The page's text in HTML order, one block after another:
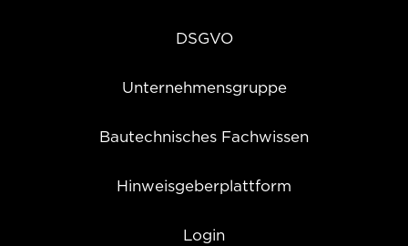
DSGVO
Unternehmensgruppe
Bautechnisches Fachwissen
Hinweisgeberplattform
Login